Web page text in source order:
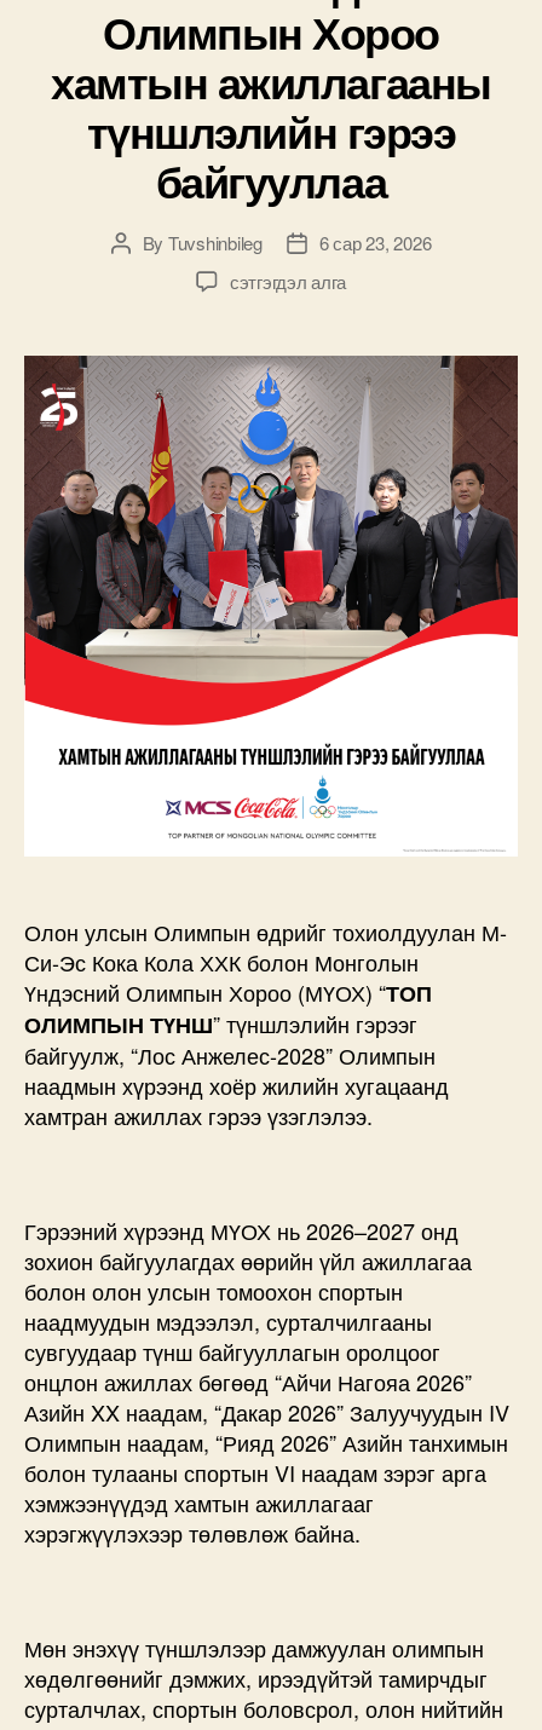
Олимпын Хороо
хамтын ажиллагааны
түншлэлийн гэрээ
байгууллаа
PostBy Tuvshinbileg
Post6 сар 23, 2026
М-
Кока
Кола
ХХК,
Монголын
Үндэсний
Олимпын
Хороо
хамтын
ажиллагааны
түншлэлийн
гэрээ
байгууллаа
дээр
сэтгэгдэл алга
Олон улсын Олимпын өдрийг тохиолдуулан М-
Си-Эс Кока Кола ХХК болон Монголын
Үндэсний Олимпын Хороо (МҮОХ) “ТОП
ОЛИМПЫН ТҮНШ” түншлэлийн гэрээг
байгуулж, “Лос Анжелес-2028” Олимпын
наадмын хүрээнд хоёр жилийн хугацаанд
хамтран ажиллах гэрээ үзэглэлээ.
Гэрээний хүрээнд МҮОХ нь 2026–2027 онд
зохион байгуулагдах өөрийн үйл ажиллагаа
болон олон улсын томоохон спортын
наадмуудын мэдээлэл, сурталчилгааны
сувгуудаар түнш байгууллагын оролцоог
онцлон ажиллах бөгөөд “Айчи Нагояа 2026”
Азийн XX наадам, “Дакар 2026” Залуучуудын IV
Олимпын наадам, “Рияд 2026” Азийн танхимын
болон тулааны спортын VI наадам зэрэг арга
хэмжээнүүдэд хамтын ажиллагааг
хэрэгжүүлэхээр төлөвлөж байна.
Мөн энэхүү түншлэлээр дамжуулан олимпын
хөдөлгөөнийг дэмжих, ирээдүйтэй тамирчдыг
сурталчлах, спортын боловсрол, олон нийтийн